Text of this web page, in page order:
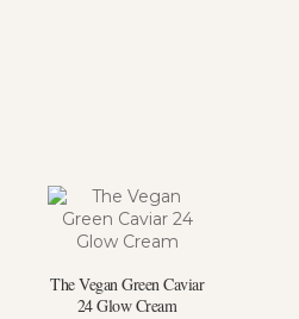
The Vegan Green Caviar
24 Glow Cream